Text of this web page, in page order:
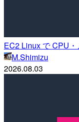
EC2 Linux で CPU
M.Shimizu
2026.08.03